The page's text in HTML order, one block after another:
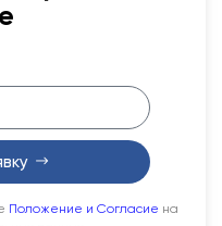
Положение и Согласие на